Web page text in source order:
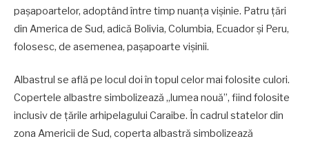
paşapoartelor, adoptând între timp nuanţa vişinie. Patru ţări
din America de Sud, adică Bolivia, Columbia, Ecuador şi Peru,
folosesc, de asemenea, paşapoarte vişinii.
Albastrul se află pe locul doi în topul celor mai folosite culori.
Copertele albastre simbolizează „lumea nouă”, fiind folosite
inclusiv de ţările arhipelagului Caraibe. În cadrul statelor din
zona Americii de Sud, coperta albastră simbolizează